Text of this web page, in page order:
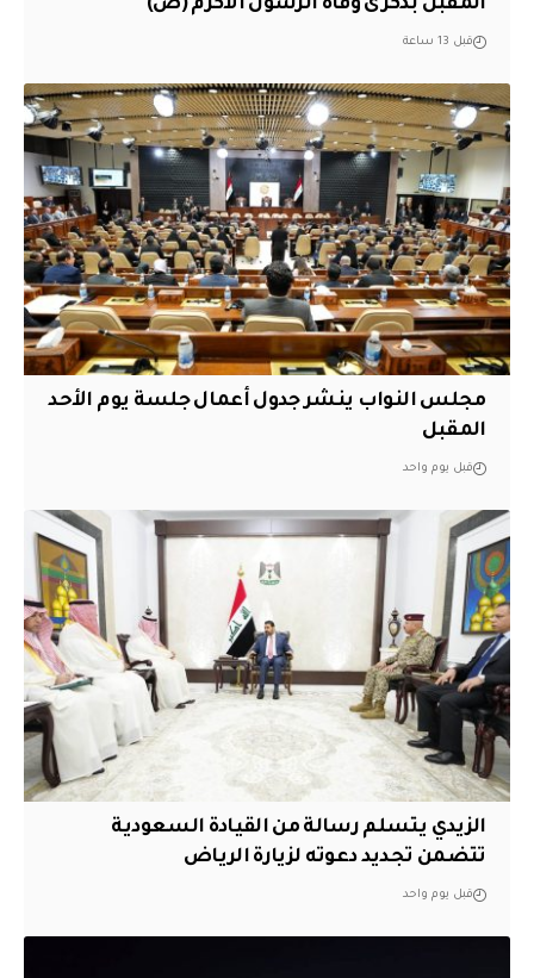
قبل 13 ساعة
مجلس النواب ينشر جدول أعمال جلسة يوم الأحد
المقبل
قبل يوم واحد
الزيدي يتسلم رسالة من القيادة السعودية
تتضمن تجديد دعوته لزيارة الرياض
قبل يوم واحد